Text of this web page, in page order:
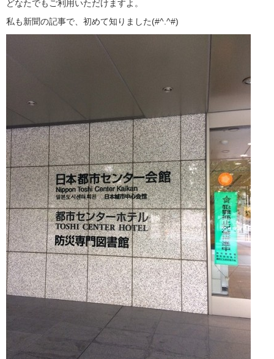
どなたでもご利用いただけますよ。
私も新聞の記事で、初めて知りました(#^.^#)